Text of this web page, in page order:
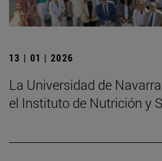
13 | 01 | 2026
La Universidad de
el Instituto de Nutrición y